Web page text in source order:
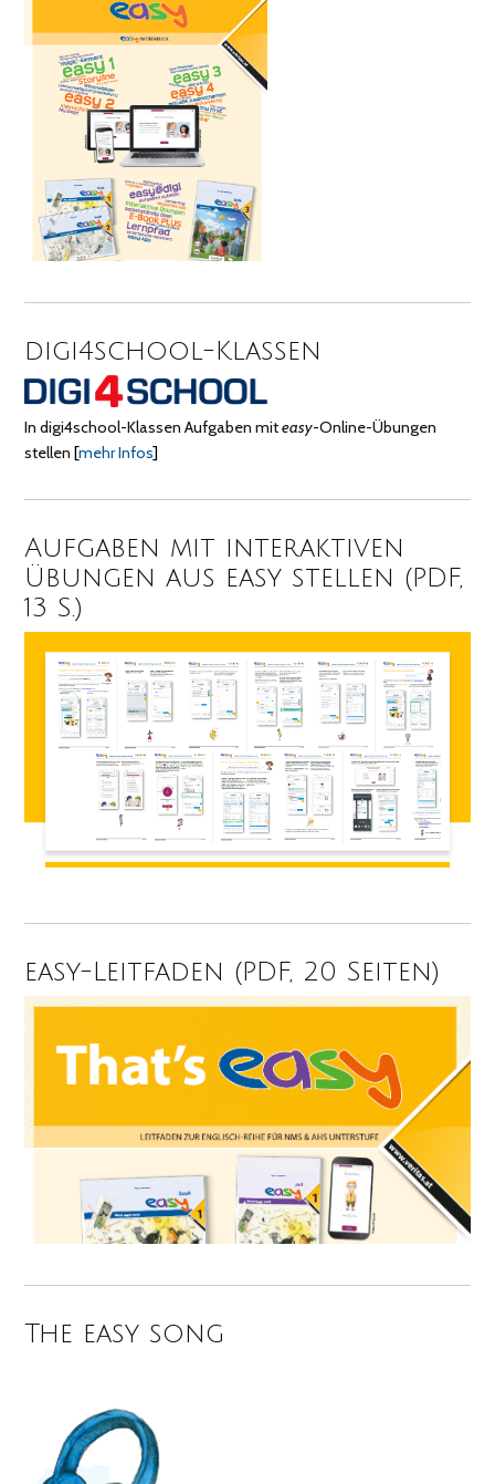
digi4school-Klassen
In digi4school-Klassen Aufgaben miteasy-Online-Übungen
stellen [mehr Infos]
Aufgaben mit interaktiven
Übungen aus easy stellen (PDF,
13 S.)
easy-Leitfaden (PDF, 20 Seiten)
The easy song